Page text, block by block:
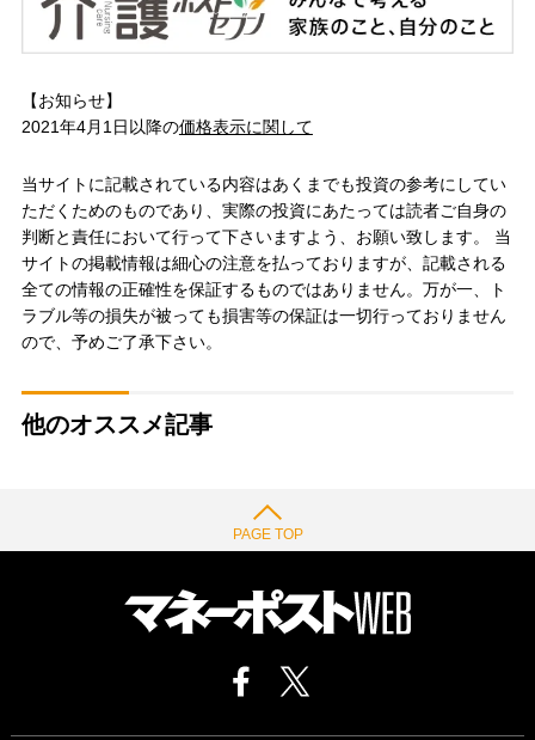
【お知らせ】
2021年4月1日以降の価格表示に関して
当サイトに記載されている内容はあくまでも投資の参考にしてい
ただくためのものであり、実際の投資にあたっては読者ご自身の
判断と責任において行って下さいますよう、お願い致します。 当
サイトの掲載情報は細心の注意を払っておりますが、記載される
全ての情報の正確性を保証するものではありません。万が一、ト
ラブル等の損失が被っても損害等の保証は一切行っておりません
ので、予めご了承下さい。
他のオススメ記事
PAGE TOP